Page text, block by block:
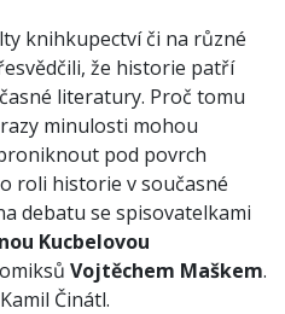
knihkupectví či na různé
že historie patří
literatury. Proč tomu
minulosti mohou
pod povrch
roli historie v současné
debatu se spisovatelkami
Kucbelovou
Vojtěchem Maškem.
Činátl.